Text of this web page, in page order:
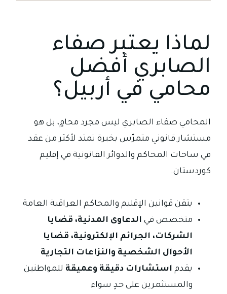
لماذا يعتبر صفاء
الصابري أفضل
محامي في أربيل؟
المحامي صفاء الصابري ليس مجرد محامٍ، بل هو
مستشار قانوني متمرّس بخبرة تمتد لأكثر من عقد
في ساحات المحاكم والدوائر القانونية في إقليم
كوردستان.
يتقن قوانين الإقليم والمحاكم العراقية العامة
متخصص في الدعاوى المدنية، قضايا
الشركات، الجرائم الإلكترونية، قضايا
الأحوال الشخصية والنزاعات التجارية
يقدم استشارات دقيقة وعميقة للمواطنين
والمستثمرين على حدٍ سواء